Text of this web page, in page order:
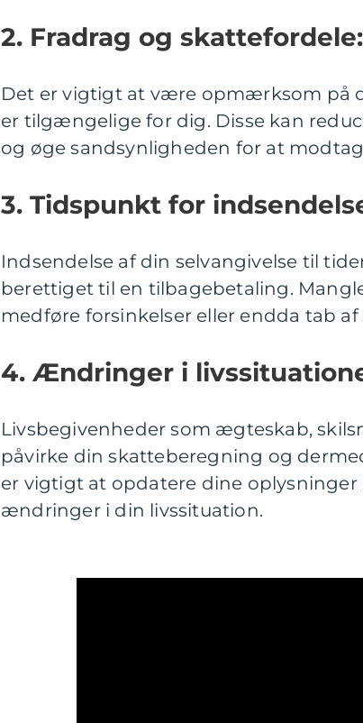
2. Fradrag og skattefordele:
Det er vigtigt at være opmærksom på
er tilgængelige for dig. Disse kan
og øge sandsynligheden for at
3. Tidspunkt for
Indsendelse af din selvangivelse til
berettiget til en tilbagebetaling.
medføre forsinkelser eller endda tab
4. Ændringer i
Livsbegivenheder som ægteskab,
påvirke din skatteberegning og
er vigtigt at opdatere dine oplysninger
ændringer i din livssituation.